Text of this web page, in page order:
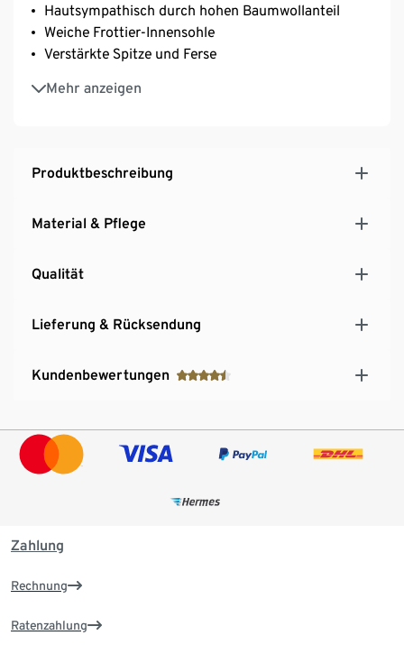
Hautsympathisch durch hohen Baumwollanteil
Weiche Frottier-Innensohle
Verstärkte Spitze und Ferse
Mehr anzeigen
Mit Elasthan: formbeständig, perfekter Sitz, hoher
Tragekomfort
Produktbeschreibung
Material & Pflege
Qualität
Lieferung & Rücksendung
Kundenbewertungen
Zahlung
Rechnung
Ratenzahlung